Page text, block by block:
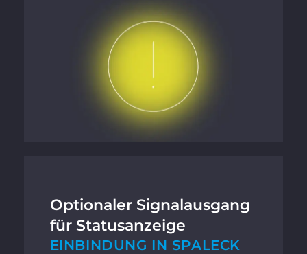
Optionaler Signalausgang
für Statusanzeige
EINBINDUNG IN SPALECK